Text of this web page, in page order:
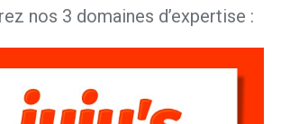
nos 3 domaines d’expertise :